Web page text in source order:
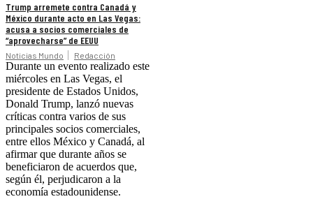
Trump arremete contra Canadá y
México durante acto en Las Vegas:
acusa a socios comerciales de
“aprovecharse” de EEUU
Noticias Mundo Redacción
Durante un evento realizado este
miércoles en Las Vegas, el
presidente de Estados Unidos,
Donald Trump, lanzó nuevas
críticas contra varios de sus
principales socios comerciales,
entre ellos México y Canadá, al
afirmar que durante años se
beneficiaron de acuerdos que,
según él, perjudicaron a la
economía estadounidense.